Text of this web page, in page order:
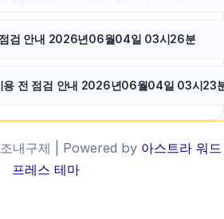
검 안내 2026년06월04일 03시26분
용 전 점검 안내 2026년06월04일 03시23
내구제 | Powered by 아스트라 워드
프레스 테마